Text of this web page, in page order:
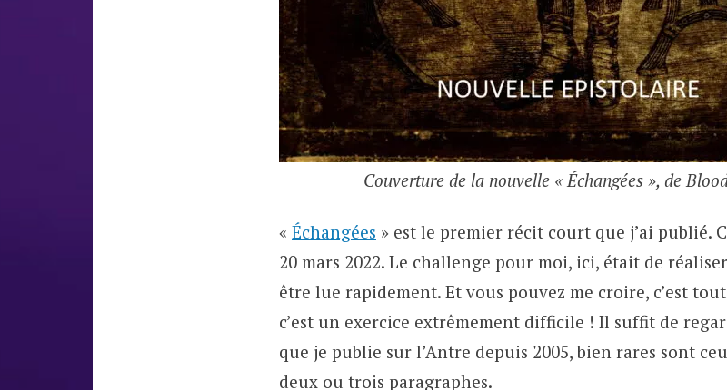
Couverture de la nouvelle « Échangées », de
« Échangées » est le premier récit court que j’ai publié.
20 mars 2022. Le challenge pour moi, ici, était de
être lue rapidement. Et vous pouvez me croire, c’est
c’est un exercice extrêmement difficile ! Il suffit de
que je publie sur l’Antre depuis 2005, bien rares sont
deux ou trois paragraphes.